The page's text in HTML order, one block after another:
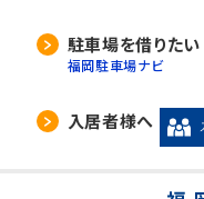
駐車場を借りたい
福岡駐車場ナビ
入居者様へ